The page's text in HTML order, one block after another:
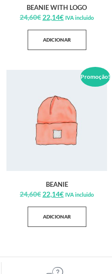
BEANIE WITH LOGO
24,60€ 22,14€ IVA incluido
ADICIONAR
Promoção!
BEANIE
24,60€ 22,14€ IVA incluido
ADICIONAR